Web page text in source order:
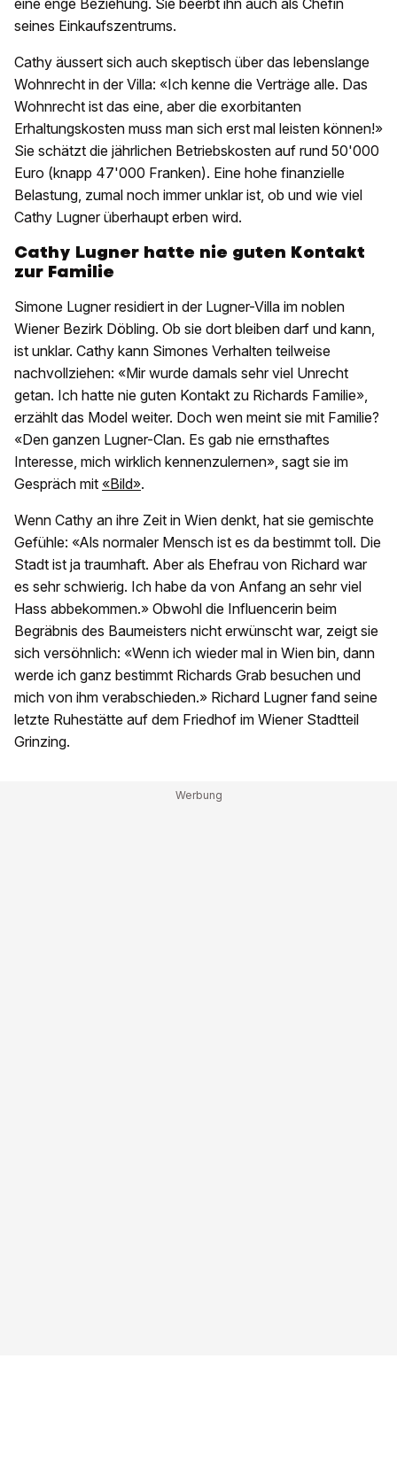
seines Einkaufszentrums.
Cathy äussert sich auch skeptisch über das lebenslange
Wohnrecht in der Villa: «Ich kenne die Verträge alle. Das
Wohnrecht ist das eine, aber die exorbitanten
Erhaltungskosten muss man sich erst mal leisten können!»
Sie schätzt die jährlichen Betriebskosten auf rund 50'000
Euro (knapp 47'000 Franken). Eine hohe finanzielle
Belastung, zumal noch immer unklar ist, ob und wie viel
Cathy Lugner überhaupt erben wird.
Cathy Lugner hatte nie guten Kontakt
zur Familie
Simone Lugner residiert in der Lugner-Villa im noblen
Wiener Bezirk Döbling. Ob sie dort bleiben darf und kann,
ist unklar. Cathy kann Simones Verhalten teilweise
nachvollziehen: «Mir wurde damals sehr viel Unrecht
getan. Ich hatte nie guten Kontakt zu Richards Familie»,
erzählt das Model weiter. Doch wen meint sie mit Familie?
«Den ganzen Lugner-Clan. Es gab nie ernsthaftes
Interesse, mich wirklich kennenzulernen», sagt sie im
Gespräch mit «Bild».
Wenn Cathy an ihre Zeit in Wien denkt, hat sie gemischte
Gefühle: «Als normaler Mensch ist es da bestimmt toll. Die
Stadt ist ja traumhaft. Aber als Ehefrau von Richard war
es sehr schwierig. Ich habe da von Anfang an sehr viel
Hass abbekommen.» Obwohl die Influencerin beim
Begräbnis des Baumeisters nicht erwünscht war, zeigt sie
sich versöhnlich: «Wenn ich wieder mal in Wien bin, dann
werde ich ganz bestimmt Richards Grab besuchen und
mich von ihm verabschieden.» Richard Lugner fand seine
letzte Ruhestätte auf dem Friedhof im Wiener Stadtteil
Grinzing.